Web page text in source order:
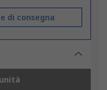
di consegna